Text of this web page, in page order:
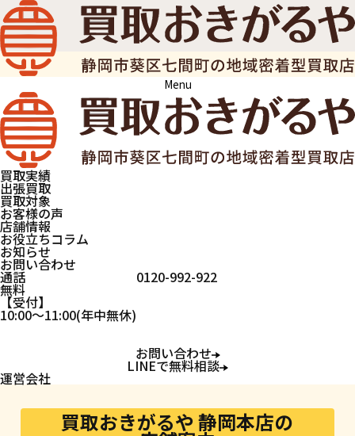
Menu
買取実績
出張買取
買取対象
お客様の声
店舗情報
お役立ちコラム
お知らせ
お問い合わせ
通話
無料
0120-992-922
受付
10:00～11:00(年中無休)
お問い合わせ
LINEで無料相談
運営会社
終活も頼れる総合買取店
買取おきがるや 静岡本店
2025年8月27日オープン!!
買取おきがるや 静岡本店の